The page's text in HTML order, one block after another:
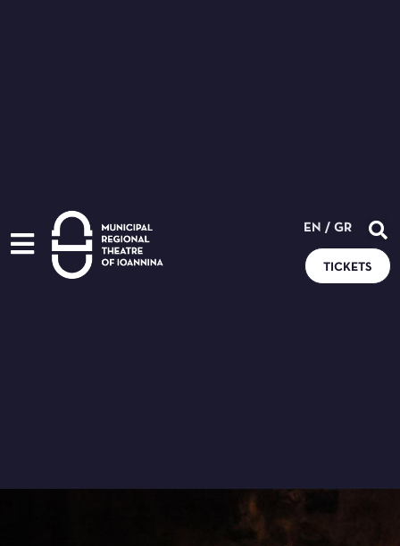
EN / GR
TICKETS